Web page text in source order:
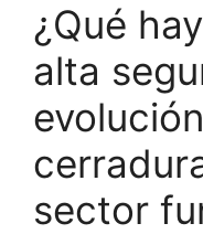
¿Qué
alta
sector